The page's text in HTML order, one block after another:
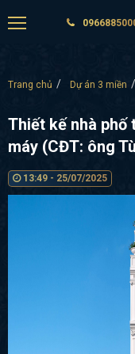
Trang chủ Dự án 3 miền
Thiết kế nhà phố
máy (CĐT: ông
13:49 - 25/07/2025